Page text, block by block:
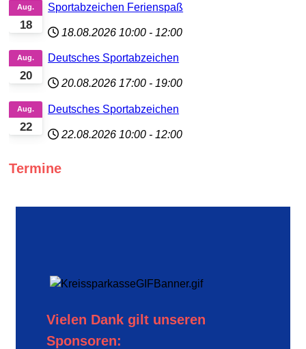
18
Aug. Sportabzeichen Ferienspaß
18.08.2026 10:00 - 12:00
20
Aug. Deutsches Sportabzeichen
20.08.2026 17:00 - 19:00
22
Aug. Deutsches Sportabzeichen
22.08.2026 10:00 - 12:00
Termine
Vielen Dank gilt unseren
Sponsoren: